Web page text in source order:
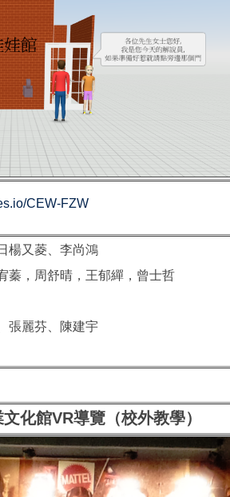
CEW-FZW
楊又菱、李尚鴻
宥蓁，周舒晴，王郁繟，曾士哲
張麗芬、陳建宇
化館VR導覽（校外教學）